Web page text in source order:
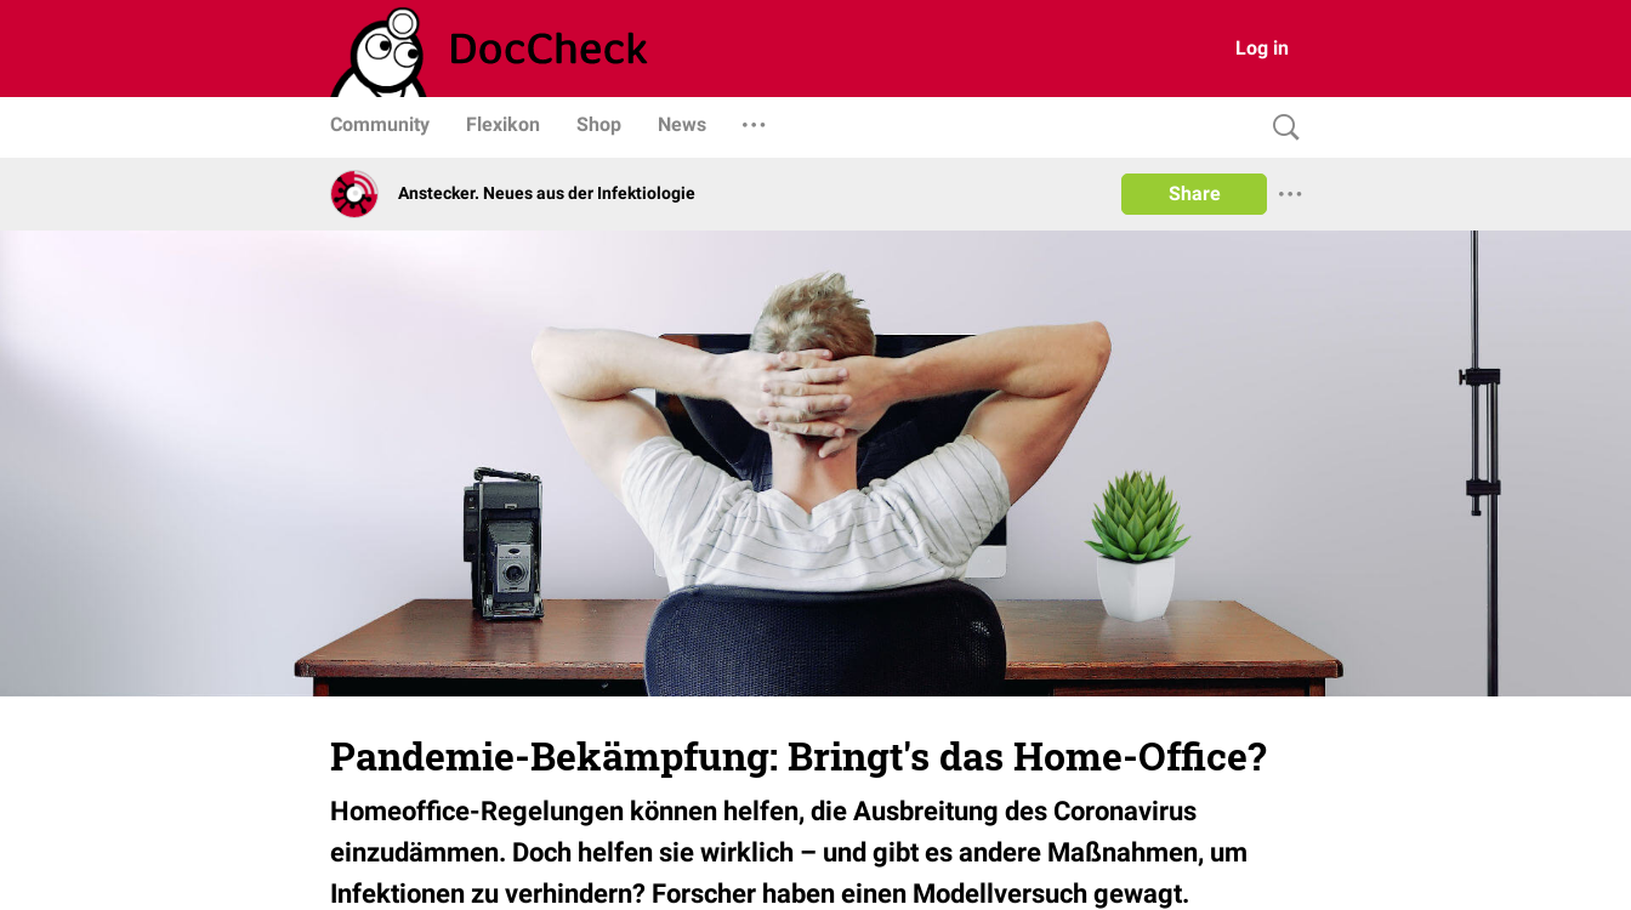
Log in
Community Flexikon Shop News
Anstecker. Neues aus der Infektiologie Share
Pandemie-Bekämpfung: Bringt's das Home-Office?
Homeoffice-Regelungen können helfen, die Ausbreitung des Coronavirus
einzudämmen. Doch helfen sie wirklich – und gibt es andere Maßnahmen, um
Infektionen zu verhindern? Forscher haben einen Modellversuch gewagt.